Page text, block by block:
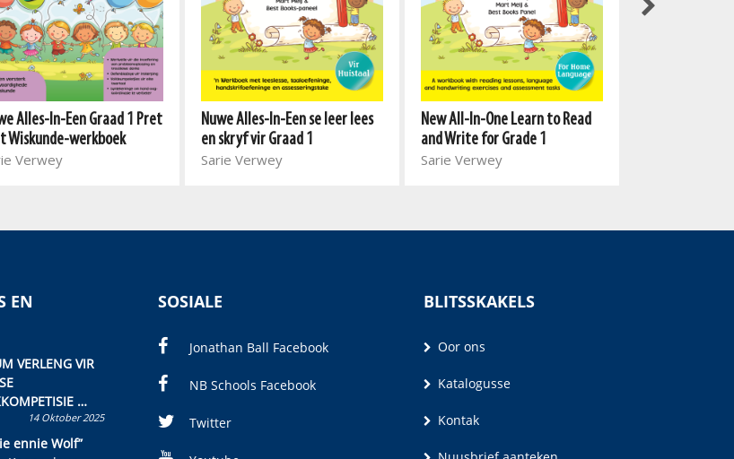
Alles-In-Een Graad 1 Pret
Wiskunde-werkboek
Verwey
Nuwe Alles-In-Een se leer lees
en skryf vir Graad 1
Sarie Verwey
New All-In-One Learn to Read
and Write for Grade 1
Sarie Verwey
EN
VERLENG VIR
of
en staan ’n
14 Oktober 2025
ennie Wolf”
SOSIALE
Jonathan Ball Facebook
NB Schools Facebook
Twitter
BLITSSKAKELS
Oor ons
Katalogusse
Kontak